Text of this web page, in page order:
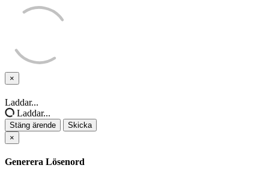
×
Stäng
Laddar...
Laddar...
Stäng ärende
Skicka
×
Generera Lösenord